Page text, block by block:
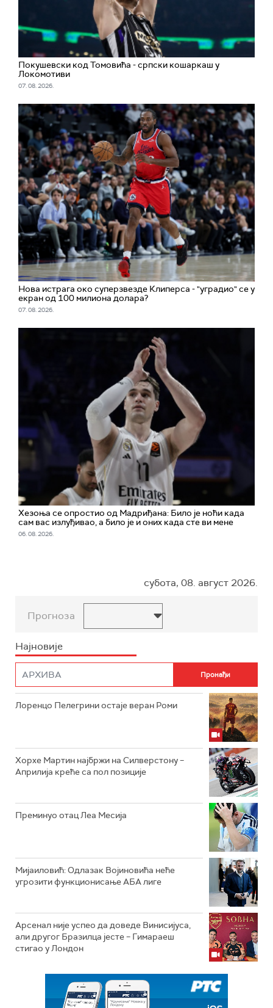
Покушевски код Томовића - српски кошаркаш у
Локомотиви
07. 08. 2026.
Нова истрага око суперзвезде Клиперса - "уградио" се у
екран од 100 милиона долара?
07. 08. 2026.
Хезоња се опростио од Мадриђана: Било је ноћи када
сам вас излуђивао, а било је и оних када сте ви мене
06. 08. 2026.
субота, 08. август 2026.
Прогноза
Најновије
Лоренцо Пелегрини остаје веран Роми
Хорхе Мартин најбржи на Силверстону –
Априлија креће са пол позиције
Преминуо отац Леа Месија
Мијаиловић: Одлазак Војиновића неће
угрозити функционисање АБА лиге
Арсенал није успео да доведе Винисијуса,
али другог Бразилца јесте – Гимараеш
стигао у Лондон